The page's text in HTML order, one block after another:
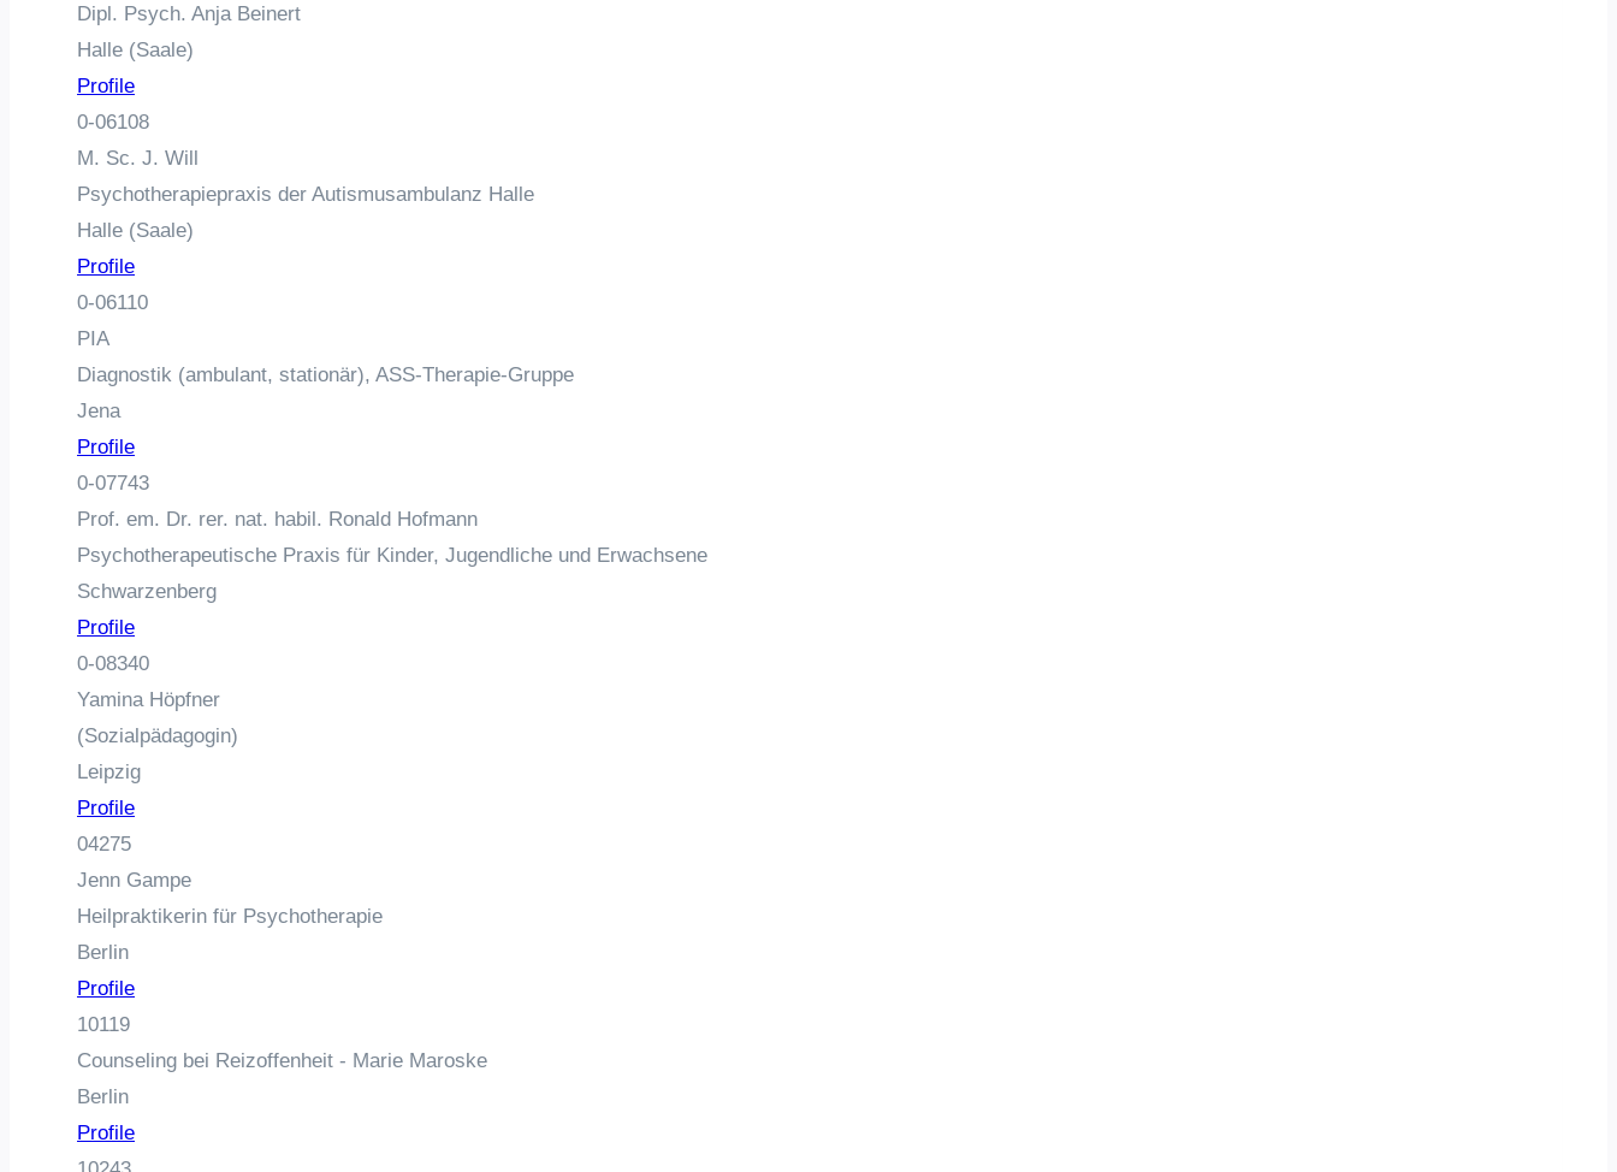
Dipl. Psych. Anja Beinert
Halle (Saale)
Profile
0-06108
M. Sc. J. Will
Psychotherapiepraxis der Autismusambulanz Halle
Halle (Saale)
Profile
0-06110
PIA
Diagnostik (ambulant, stationär), ASS-Therapie-Gruppe
Jena
Profile
0-07743
Prof. em. Dr. rer. nat. habil. Ronald Hofmann
Psychotherapeutische Praxis für Kinder, Jugendliche und Erwachsene
Schwarzenberg
Profile
0-08340
Yamina Höpfner
(Sozialpädagogin)
Leipzig
Profile
04275
Jenn Gampe
Heilpraktikerin für Psychotherapie
Berlin
Profile
10119
Counseling bei Reizoffenheit - Marie Maroske
Berlin
Profile